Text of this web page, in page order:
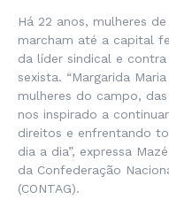
Há 22 anos, mulheres
marcham até a capital
da líder sindical e
sexista. “Margarida
mulheres do campo,
nos inspirado a
direitos e enfrentando
dia a dia”, expressa
da Confederação
(CONTAG).